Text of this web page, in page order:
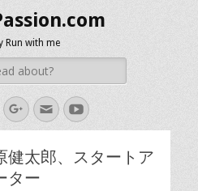
Run with me
Googleplus
EmailYouTube
健太郎、スタートア
ター